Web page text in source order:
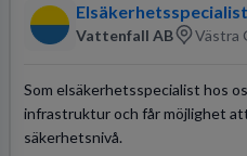
Elsäkerhetsspecialist
Vattenfall AB Västra
Som elsäkerhetsspecialist hos
infrastruktur och får möjlighet
säkerhetsnivå.